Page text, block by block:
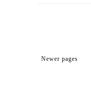
Newer pages